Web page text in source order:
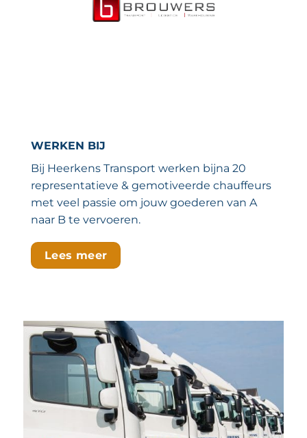
WERKEN BIJ
Bij Heerkens Transport werken bijna 20
representatieve & gemotiveerde chauffeurs
met veel passie om jouw goederen van A
naar B te vervoeren.
Lees meer